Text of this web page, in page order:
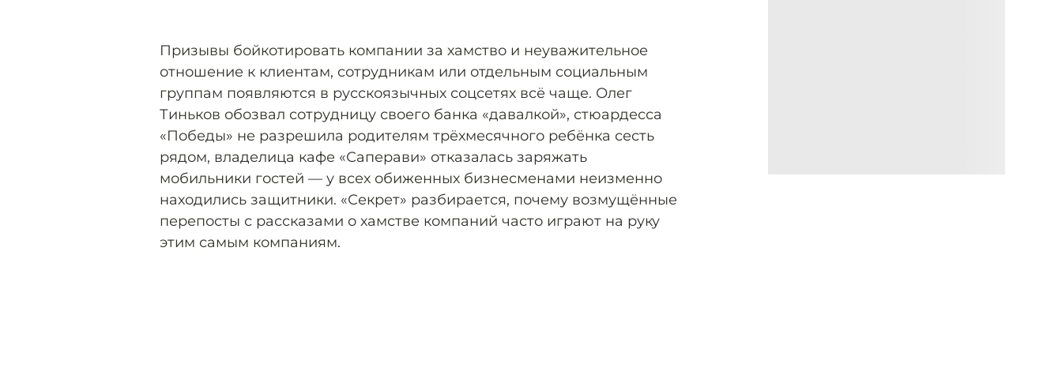
Призывы бойкотировать компании за хамство и неуважительное
отношение к клиентам, сотрудникам или отдельным социальным
группам появляются в русскоязычных соцсетях всё чаще. Олег
Тиньков обозвал сотрудницу своего банка «давалкой», стюардесса
«Победы» не разрешила родителям трёхмесячного ребёнка сесть
рядом, владелица кафе «Саперави» отказалась заряжать
мобильники гостей — у всех обиженных бизнесменами неизменно
находились защитники. «Секрет» разбирается, почему возмущённые
перепосты с рассказами о хамстве компаний часто играют на руку
этим самым компаниям.